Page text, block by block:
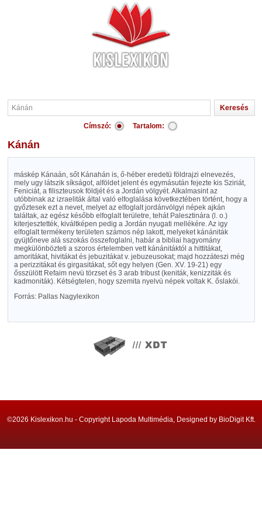
Címszó: Tartalom:
Kánán
máskép Kánaán, sőt Kánahán is, ő-héber eredetü földrajzi elnevezés,
mely ugy látszik síkságot, alföldet jelent és egymásután fejezte kis Sziriát,
Feniciát, a filiszteusok földjét és a Jordán völgyét. Alkalmasint az
utóbbinak az izraeliták által való elfoglalása következtében történt, hogy a
győztesek ezt a nevet, melyet az elfoglalt jordánvölgyi népek ajkán
találtak, az egész később elfoglalt területre, tehát Palesztinára (l. o.)
kiterjesztették, kiváltképen pedig a Jordán nyugati mellékére. Az igy
elfoglalt termékeny területen számos nép lakott, melyeket kánániták
gyüjtőneve alá sszokás összefoglalni, habár a bibliai hagyomány
megkülönbözteti a szoros értelemben vett kánánitáktól a hittitákat,
amoritákat, hivitákat és jebuzitákat v. jebuzeusokat; majd hozzáteszi még
a perizzitákat és girgasitákat, sőt egy helyen (Gen. XV. 19-21) egy
ősszülött Refaim nevü törzset és 3 arab tribust (keniták, kenizziták és
kadmoniták). Kétségtelen, hogy szemita nyelvü népek voltak K. őslakói.
Forrás: Pallas Nagylexikon
©2026 Kislexikon.hu - Copyright Lapoda Multimédia, Designed by BioDigit Kft.